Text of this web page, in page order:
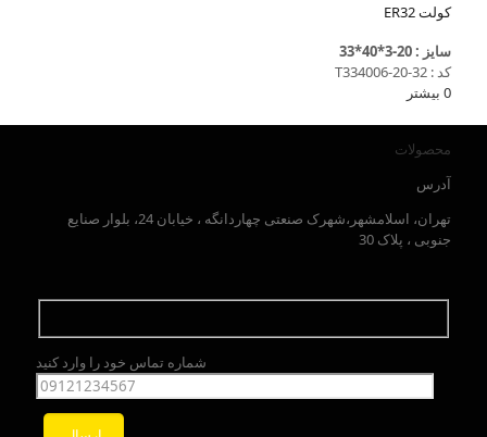
کولت ER32
سایز : 20-3*40*33
کد : T334006-20-32
0 بیشتر
محصولات
آدرس
تهران، اسلامشهر،شهرک صنعتی چهاردانگه ، خیابان 24، بلوار صنایع
جنوبی ، پلاک 30
شماره تماس خود را وارد کنید